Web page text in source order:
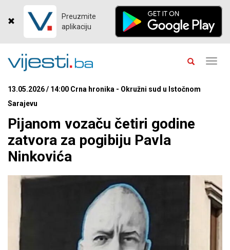
Preuzmite
aplikaciju
13.05.2026 / 14:00 Crna hronika - Okružni sud u Istočnom
Sarajevu
Pijanom vozaču četiri godine
zatvora za pogibiju Pavla
Ninkovića